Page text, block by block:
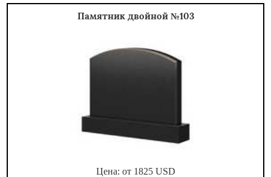
Памятник двойной №103
Цена: от 1825USD